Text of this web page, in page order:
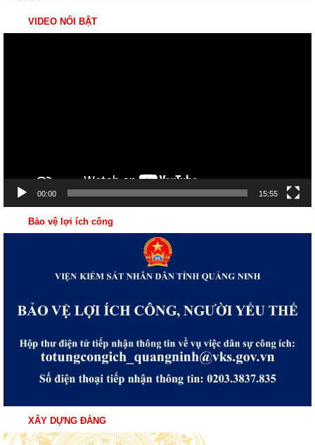
VIDEO NỔI BẬT
00:00 15:55
Bảo vệ lợi ích công
XÂY DỰNG ĐẢNG